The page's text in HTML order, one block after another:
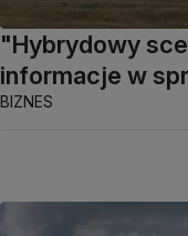
"Hybrydowy
informacje w
BIZNES